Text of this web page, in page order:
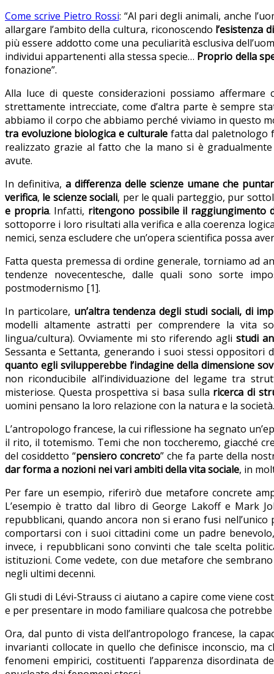
Come scrive Pietro Rossi: “Al pari degli animali, anche
allargare l’ambito della cultura, riconoscendo l’esistenza
più essere addotto come una peculiarità esclusiva
individui appartenenti alla stessa specie… Proprio della
fonazione”.
Alla luce di queste considerazioni possiamo
strettamente intrecciate, come d’altra parte è sempre
abbiamo il corpo che abbiamo perché viviamo in questo
tra evoluzione biologica e culturalefatta dal paletnologo
realizzato grazie al fatto che la mano si è
avute.
In definitiva, a differenza delle scienze umane che
verifica, le scienze sociali, per le quali parteggio, pur
e propria. Infatti, ritengono possibile il raggiungimento
sottoporre i loro risultati alla verifica e alla coerenza
nemici, senza escludere che un’opera scientifica possa
Fatta questa premessa di ordine generale, torniamo ad
tendenze novecentesche, dalle quali sono sorte
postmodernismo [1].
In particolare, un’altra tendenza degli studi sociali, di
modelli altamente astratti per comprendere la vita
lingua/cultura). Ovviamente mi sto riferendo aglistudi
Sessanta e Settanta, generando i suoi stessi
quanto egli svilupperebbe l’indagine della dimensione
non riconducibile all’individuazione del legame tra
misteriose. Questa prospettiva si basa sulla ricerca di
uomini pensano la loro relazione con la natura e la società.
L’antropologo francese, la cui riflessione ha segnato
il rito, il totemismo. Temi che non toccheremo, giacché
del cosiddetto “pensiero concreto” che fa parte della
dar forma a nozioni nei vari ambiti della vita sociale, in
Per fare un esempio, riferirò due metafore concrete
L’esempio è tratto dal libro di George Lakoff e Mark
repubblicani, quando ancora non si erano fusi
comportarsi con i suoi cittadini come un padre
invece, i repubblicani sono convinti che tale scelta
istituzioni. Come vedete, con due metafore che
negli ultimi decenni.
Gli studi di Lévi-Strauss ci aiutano a capire come viene
e per presentare in modo familiare qualcosa che
Ora, dal punto di vista dell’antropologo francese, la
invarianti collocate in quello che definisce inconscio,
fenomeni empirici, costituenti l’apparenza disordinata